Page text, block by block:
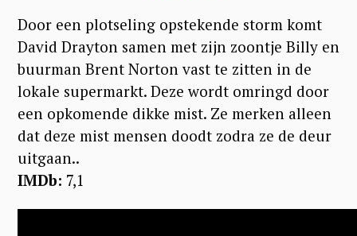
Door een plotseling opstekende storm komt
David Drayton samen met zijn zoontje Billy en
buurman Brent Norton vast te zitten in de
lokale supermarkt. Deze wordt omringd door
een opkomende dikke mist. Ze merken alleen
dat deze mist mensen doodt zodra ze de deur
uitgaan..
IMDb: 7,1